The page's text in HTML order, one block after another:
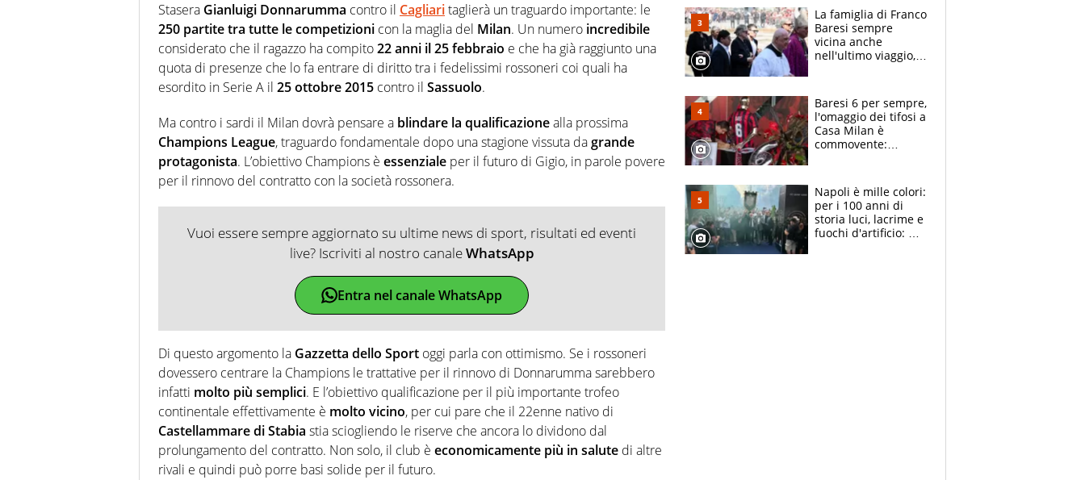
Stasera Gianluigi Donnarumma contro il Cagliaritaglierà un traguardo importante: le
250 partite tra tutte le competizioni con la maglia del Milan. Un numero incredibile
considerato che il ragazzo ha compito22 anni il 25 febbraio e che ha già raggiunto una
quota di presenze che lo fa entrare di diritto tra i fedelissimi rossoneri coi quali ha
esordito in Serie A il 25 ottobre 2015 contro il Sassuolo.
Ma contro i sardi il Milan dovrà pensare a blindare la qualificazionealla prossima
Champions League, traguardo fondamentale dopo una stagione vissuta dagrande
protagonista. L’obiettivo Champions è essenziale per il futuro di Gigio, in parole povere
per il rinnovo del contratto con la società rossonera.
Vuoi essere sempre aggiornato su ultime news di sport, risultati ed eventi
live? Iscriviti al nostro canaleWhatsApp
Entra nel canale WhatsApp
Di questo argomento la Gazzetta dello Sport oggi parla con ottimismo. Se i rossoneri
dovessero centrare la Champions le trattative per il rinnovo di Donnarumma sarebbero
infatti molto più semplici. E l’obiettivo qualificazione per il più importante trofeo
continentale effettivamente è molto vicino, per cui pare che il 22enne nativo di
Castellammare di Stabia stia sciogliendo le riserve che ancora lo dividono dal
prolungamento del contratto. Non solo, il club è economicamente più in salute di altre
rivali e quindi può porre basi solide per il futuro.
La famiglia di Franco
Baresi sempre
vicina anche
nell'ultimo viaggio,
circondati
dall'affetto dei tifosi
Baresi 6 per sempre,
l'omaggio dei tifosi a
Casa Milan è
commovente:
bigliettini
Napoli è mille colori:
per i 100 anni di
storia luci, lacrime e
fuochi d'artificio: De